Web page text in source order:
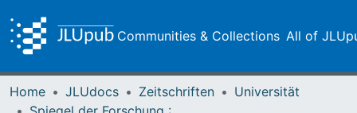
Communities & Collections All of
Home JLUdocs Zeitschriften
Universität